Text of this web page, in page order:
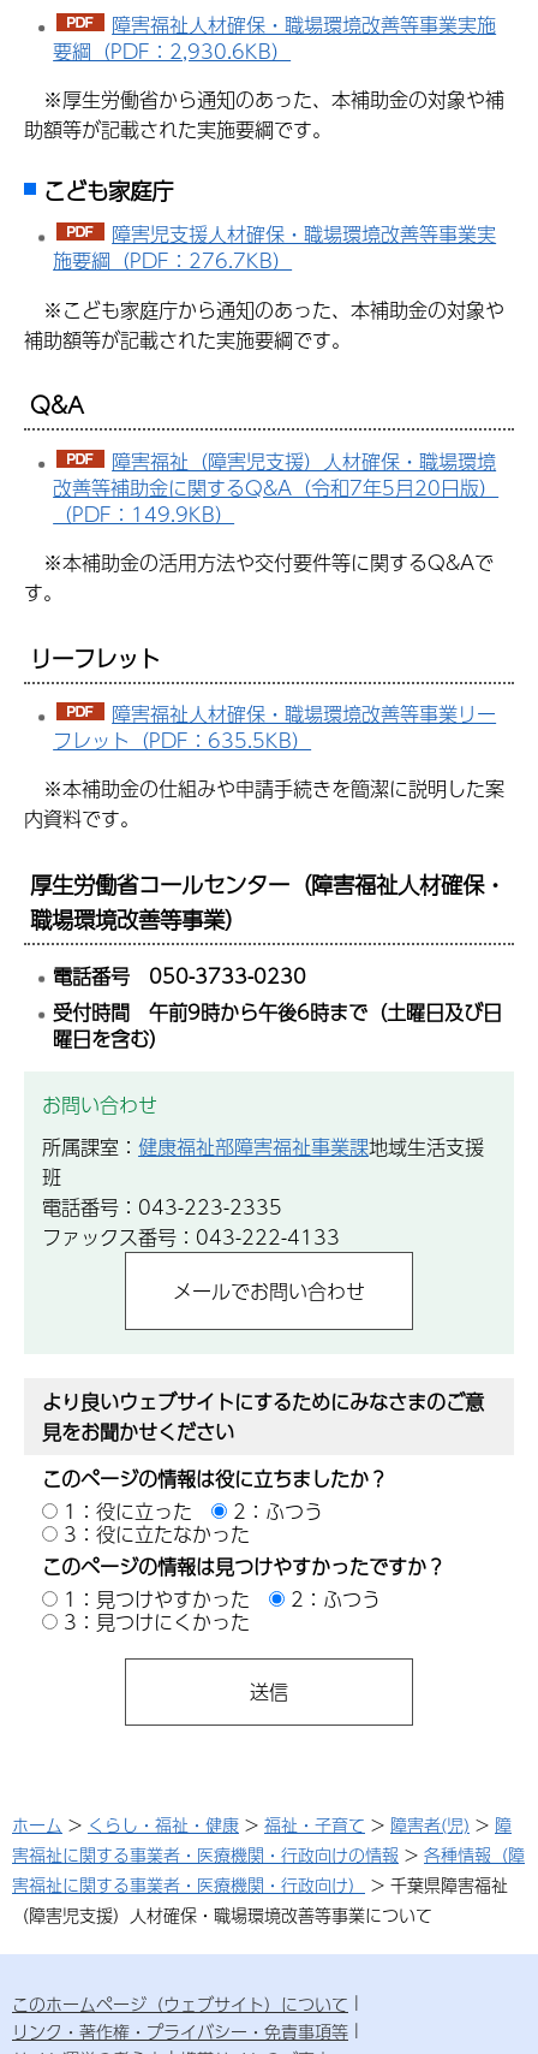
障害福祉人材確保・職場環境改善等事業実施
要綱（PDF：2,930.6KB）
※厚生労働省から通知のあった、本補助金の対象や補
助額等が記載された実施要綱です。
こども家庭庁
障害児支援人材確保・職場環境改善等事業実
施要綱（PDF：276.7KB）
※こども家庭庁から通知のあった、本補助金の対象や
補助額等が記載された実施要綱です。
Q&A
障害福祉（障害児支援）人材確保・職場環境
改善等補助金に関するQ&A（令和7年5月20日版）
（PDF：149.9KB）
※本補助金の活用方法や交付要件等に関するQ&Aで
す。
リーフレット
障害福祉人材確保・職場環境改善等事業リー
フレット（PDF：635.5KB）
※本補助金の仕組みや申請手続きを簡潔に説明した案
内資料です。
厚生労働省コールセンター（障害福祉人材確保・
職場環境改善等事業）
電話番号 050-3733-0230
受付時間 午前9時から午後6時まで（土曜日及び日
曜日を含む）
お問い合わせ
所属課室： 健康福祉部障害福祉事業課地域生活支援
班
電話番号：043-223-2335
ファックス番号：043-222-4133
より良いウェブサイトにするためにみなさまのご意
見をお聞かせください
このページの情報は役に立ちましたか？
1：役に立った
2：ふつう
3：役に立たなかった
このページの情報は見つけやすかったですか？
1：見つけやすかった
2：ふつう
3：見つけにくかった
ホーム > くらし・福祉・健康 > 福祉・子育て > 障害者(児) > 障
害福祉に関する事業者・医療機関・行政向けの情報 > 各種情報（障
害福祉に関する事業者・医療機関・行政向け）
> 千葉県障害福祉
（障害児支援）人材確保・職場環境改善等事業について
このホームページ（ウェブサイト）について
リンク・著作権・プライバシー・免責事項等